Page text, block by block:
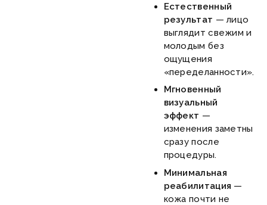
Естественный
результат — лицо
выглядит свежим и
молодым без
ощущения
«переделанности».
Мгновенный
визуальный
эффект —
изменения заметны
сразу после
процедуры.
Минимальная
реабилитация —
кожа почти не